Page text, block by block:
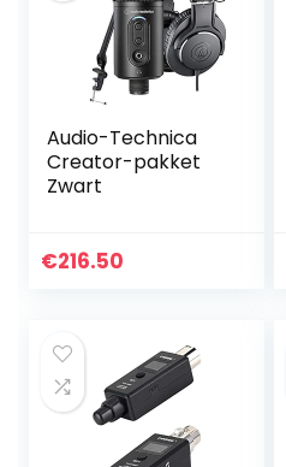
Audio-Technica
Creator-pakket
Zwart
€216.50